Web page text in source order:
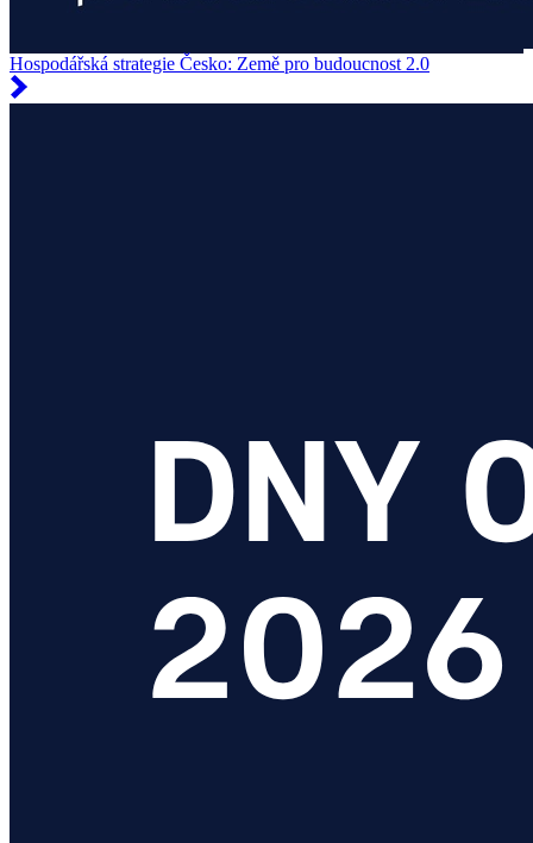
Hospodářská strategie Česko: Země pro budoucnost 2.0